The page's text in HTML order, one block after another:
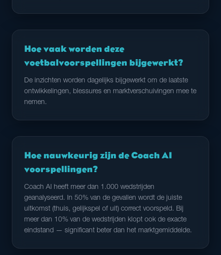
Hoe vaak worden deze
voetbalvoorspellingen bijgewerkt?
De inzichten worden dagelijks bijgewerkt om de laatste
ontwikkelingen, blessures en marktverschuivingen mee te
nemen.
Hoe nauwkeurig zijn de Coach AI
voorspellingen?
Coach AI heeft meer dan 1.000 wedstrijden
geanalyseerd. In 50% van de gevallen wordt de juiste
uitkomst (thuis, gelijkspel of uit) correct voorspeld. Bij
meer dan 10% van de wedstrijden klopt ook de exacte
eindstand — significant beter dan het marktgemiddelde.